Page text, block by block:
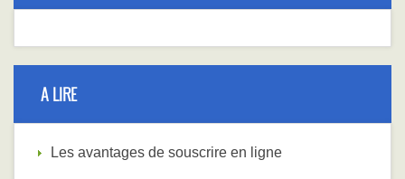
A LIRE
Les avantages de souscrire en ligne